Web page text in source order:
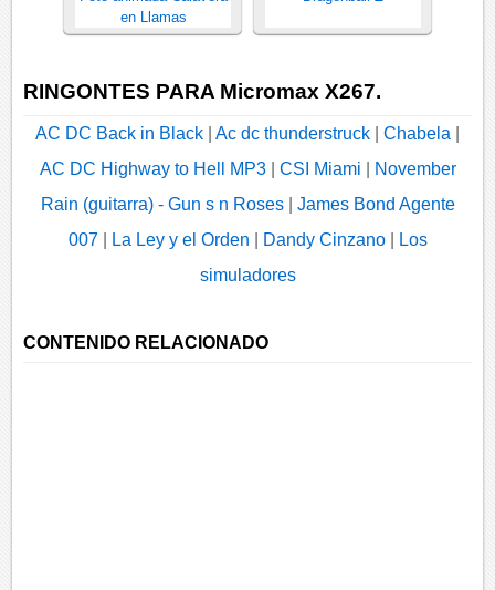
en Llamas
RINGONTES PARA Micromax X267.
AC DC Back in Black Ac dc thunderstruck Chabela
AC DC Highway to Hell MP3| CSI Miami
November
Rain (guitarra) - Gun s n Roses| James Bond Agente
007| La Ley y el Orden Dandy Cinzano|
Los
simuladores
CONTENIDO RELACIONADO